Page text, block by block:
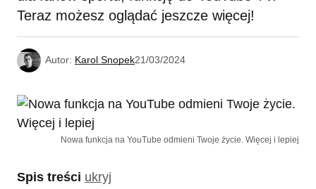
Teraz możesz oglądać jeszcze więcej!
Autor: Karol Snopek21/03/2024
Nowa funkcja na YouTube odmieni Twoje życie. Więcej i lepiej
Spis treści ukryj